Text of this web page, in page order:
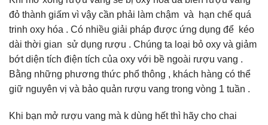
đỏ thành giấm vì vậy cần phải làm chậm và hạn chế quá
trinh oxy hóa . Có nhiều giải pháp được ứng dụng để kéo
dài thời gian sử dụng rượu . Chúng ta loại bỏ oxy và giảm
bớt diện tích điện tích của oxy với bề ngoài rượu vang .
Bằng những phương thức phổ thông , khách hàng có thể
giữ nguyên vị và bảo quản rượu vang trong vòng 1 tuần .
Khi bạn mở rượu vang mà k dùng hết thì hãy cho chai